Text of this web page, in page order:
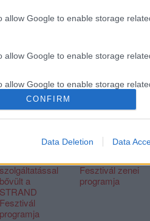
allow Google to enable storage
allow Google to enable storage
allow Google to enable storage
functionality and fraud
CONFIRM
Data Deletion Data
Recorder a Facebookon. Még több
Közel 200 új
szolgáltatással
bővült a
STRAND
Fesztivál
programja
Teljes a
Fesztivál zenei
programja